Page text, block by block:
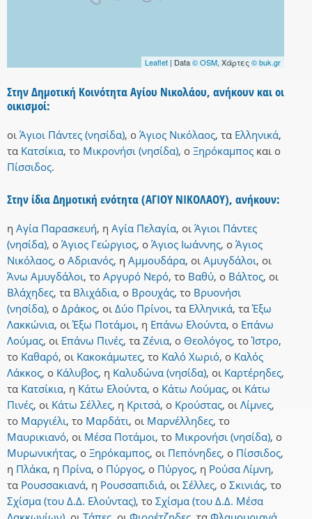
Leaflet | Data© OSM, Χάρτες © buk.gr
Στην Δημοτική Κοινότητα Αγίου Νικολάου, ανήκουν και οι
οικισμοί:
οι Άγιοι Πάντες (νησίδα), ο Άγιος Νικόλαος, τα Ελληνικά,
τα Κατσίκια, το Μικρονήσι (νησίδα), ο Ξηρόκαμπος και ο
Πίσσιδος.
Στην ίδια Δημοτική ενότητα (ΑΓΙΟΥ ΝΙΚΟΛΑΟΥ), ανήκουν:
η Αγία Παρασκευή, η Αγία Πελαγία, οι Άγιοι Πάντες
(νησίδα), ο Άγιος Γεώργιος, ο Άγιος Ιωάννης, ο Άγιος
Νικόλαος, ο Αδριανός, η Αμμουδάρα, οι Αμυγδάλοι, οι
Άνω Αμυγδάλοι, το Αργυρό Νερό, το Βαθύ, ο Βάλτος, οι
Βλάχηδες, τα Βλιχάδια, ο Βρουχάς, το Βρυονήσι
(νησίδα), ο Δράκος, οι Δύο Πρίνοι, τα Ελληνικά, τα Έξω
Λακκώνια, οι Έξω Ποτάμοι, η Επάνω Ελούντα, ο Επάνω
Λούμας, οι Επάνω Πινές, τα Ζένια, ο Θεολόγος, το Ίστρο,
το Καθαρό, οι Κακοκάμωτες, το Καλό Χωριό, ο Καλός
Λάκκος, ο Κάλυβος, η Καλυδώνα (νησίδα), οι Καρτέρηδες,
τα Κατσίκια, η Κάτω Ελούντα, ο Κάτω Λούμας, οι Κάτω
Πινές, οι Κάτω Σέλλες, η Κριτσά, ο Κρούστας, οι Λίμνες,
το Μαργιέλι, το Μαρδάτι, οι Μαρνέλληδες, το
Μαυρικιανό, οι Μέσα Ποτάμοι, το Μικρονήσι (νησίδα), ο
Μυρωνικήτας, ο Ξηρόκαμπος, οι Πεπόνηδες, ο Πίσσιδος,
η Πλάκα, η Πρίνα, ο Πύργος, ο Πύργος, η Ρούσα Λίμνη,
τα Ρουσσακιανά, η Ρουσσαπιδιά, οι Σέλλες, ο Σκινιάς, το
Σχίσμα (του Δ.Δ. Ελούντας), το Σχίσμα (του Δ.Δ. Μέσα